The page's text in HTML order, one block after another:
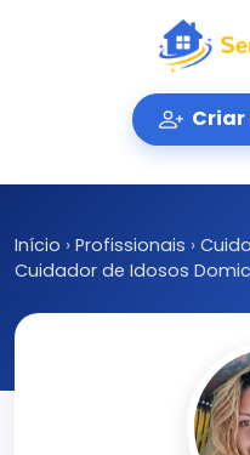
Início › Profissionais ›
Cuidador de Idosos